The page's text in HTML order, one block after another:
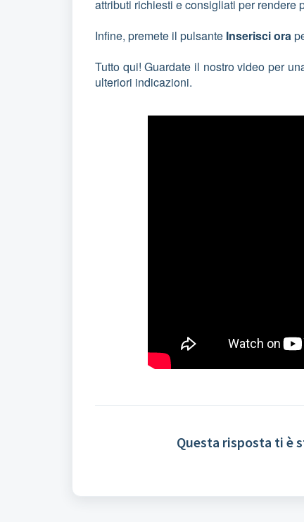
attributi richiesti e consigliati per rendere
Infine, premete il pulsante Inserisci ora
Tutto qui! Guardate il nostro video per
ulteriori indicazioni.
Questa risposta ti è